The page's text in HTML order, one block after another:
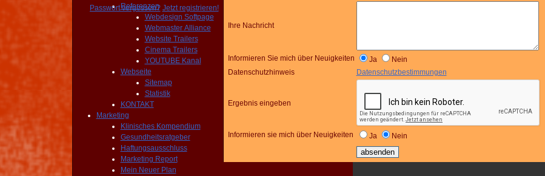
Referenzen
Webdesign Softpage
Webmaster Alliance
Website Trailers
Cinema Trailers
YOUTUBE Kanal
Webseite
Sitemap
Statistik
KONTAKT
Marketing
Klinisches Kompendium
Gesundheitsratgeber
Haftungsausschluss
Marketing Report
Mein Neuer Plan
Passwort vergessen? Jetzt registrieren!
Ihre Nachricht
Informieren Sie mich über Neuigkeiten Ja
Nein
Datenschutzhinweis
Datenschutzbestimmungen
Ergebnis eingeben
Informieren sie mich über Neuigkeiten Ja Nein